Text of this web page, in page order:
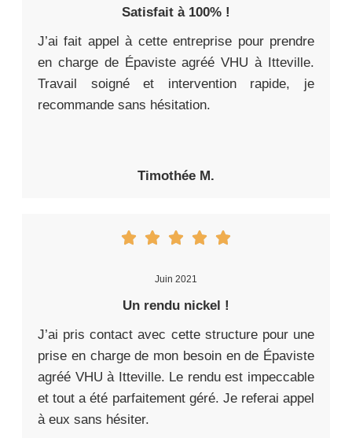
Satisfait à 100% !
J’ai fait appel à cette entreprise pour prendre
en charge de Épaviste agréé VHU à Itteville.
Travail soigné et intervention rapide, je
recommande sans hésitation.
Timothée M.
Juin 2021
Un rendu nickel !
J’ai pris contact avec cette structure pour une
prise en charge de mon besoin en de Épaviste
agréé VHU à Itteville. Le rendu est impeccable
et tout a été parfaitement géré. Je referai appel
à eux sans hésiter.